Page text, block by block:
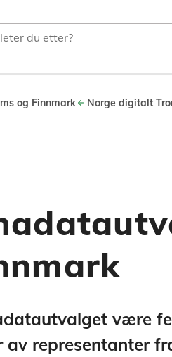
og Finnmark Norge digitalt
være
representanter